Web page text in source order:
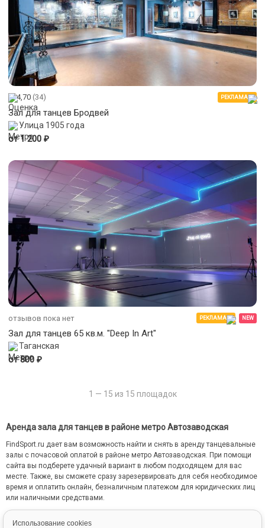
Использование cookies
4,70 (34) РЕКЛАМА
Зал для танцев Бродвей
Улица 1905 года
от 1 200 ₽
отзывов пока нет РЕКЛАМА NEW
Зал для танцев 65 кв.м. "Deep In Art"
Таганская
от 800 ₽
1 — 15 из 15 площадок
Аренда зала для танцев в районе метро Автозаводская
FindSport.ru дает вам возможность найти и снять в аренду танцевальные
залы с почасовой оплатой в районе метро Автозаводская. При помощи
сайта вы подберете удачный вариант в любом подходящем для вас
месте. Также, вы сможете сразу зарезервировать для себя необходимое
время и оплатить онлайн, безналичным платежом для юридических лиц
или наличными средствами.